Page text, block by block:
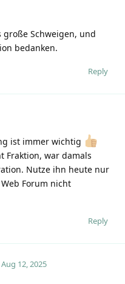
Schweigen, und
bedanken.
Reply
ist immer wichtig
Fraktion, war damals
Nutze ihn heute nur
Forum nicht
Reply
Aug 12, 2025